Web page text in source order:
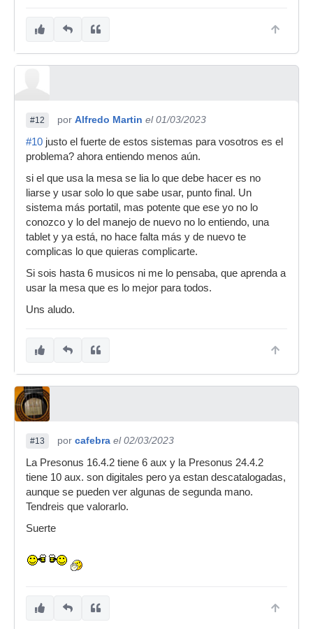
#12 por Alfredo Martin el 01/03/2023
#10 justo el fuerte de estos sistemas para vosotros es el
problema? ahora entiendo menos aún.
si el que usa la mesa se lia lo que debe hacer es no
liarse y usar solo lo que sabe usar, punto final. Un
sistema más portatil, mas potente que ese yo no lo
conozco y lo del manejo de nuevo no lo entiendo, una
tablet y ya está, no hace falta más y de nuevo te
complicas lo que quieras complicarte.
Si sois hasta 6 musicos ni me lo pensaba, que aprenda a
usar la mesa que es lo mejor para todos.
Uns aludo.
#13 por cafebra el 02/03/2023
La Presonus 16.4.2 tiene 6 aux y la Presonus 24.4.2
tiene 10 aux. son digitales pero ya estan descatalogadas,
aunque se pueden ver algunas de segunda mano.
Tendreis que valorarlo.
Suerte